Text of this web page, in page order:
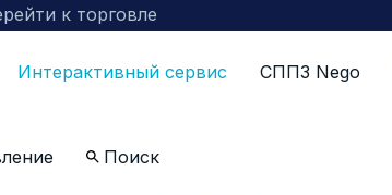
к торговле
Интерактивный сервис СППЗ Nego
Поиск